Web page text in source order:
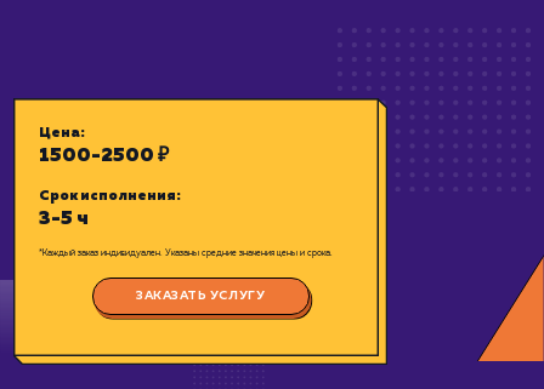
корреспонденции.
Цена:
1500-2500 ₽